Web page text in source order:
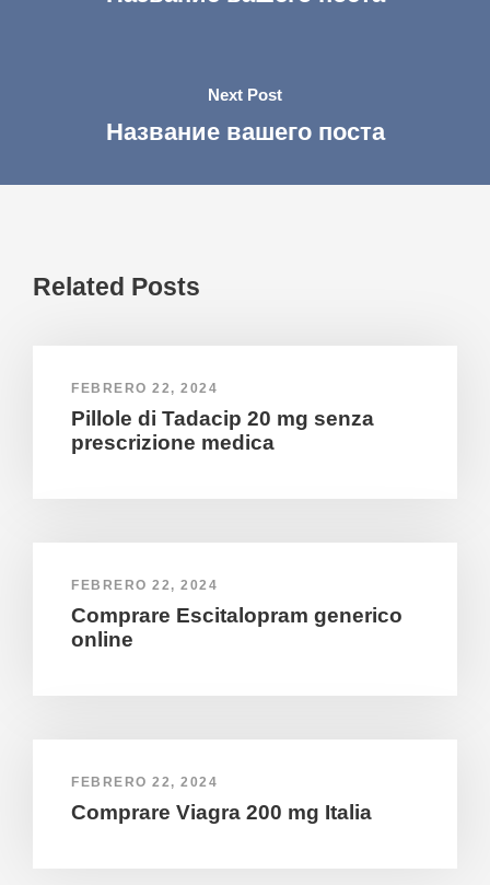
Next Post
Название вашего поста
Related Posts
FEBRERO 22, 2024
Pillole di Tadacip 20 mg senza
prescrizione medica
FEBRERO 22, 2024
Comprare Escitalopram generico
online
FEBRERO 22, 2024
Comprare Viagra 200 mg Italia